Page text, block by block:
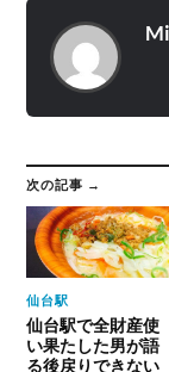
次の記事 →
仙台駅
仙台駅で全財産使
い果たした男が語
る後戻りできない